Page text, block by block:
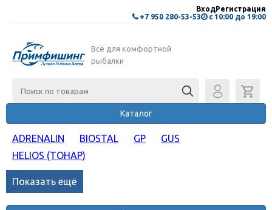
+7 950 280-53-53 с 10:00 до 19:00
ВходРегистрация
Всё для комфортной
рыбалки
Каталог
ADRENALIN BIOSTAL GP
GUS
HELIOS (ТОНАР)
Показать ещё